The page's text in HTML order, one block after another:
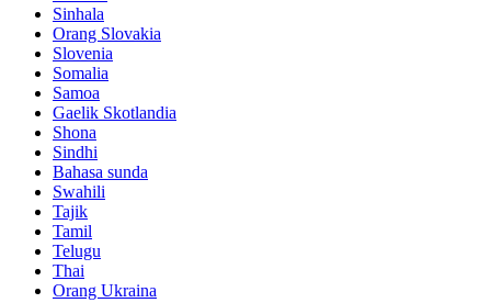
Sinhala
Orang Slovakia
Slovenia
Somalia
Samoa
Gaelik Skotlandia
Shona
Sindhi
Bahasa sunda
Swahili
Tajik
Tamil
Telugu
Thai
Orang Ukraina